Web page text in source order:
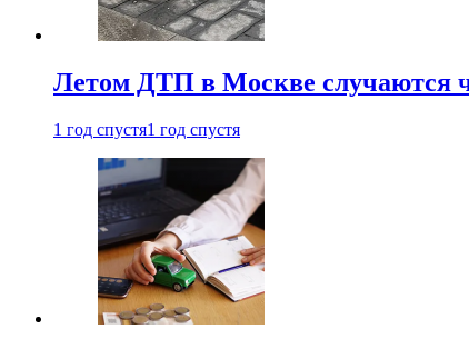
Летом ДТП в Москве случаются
1 год спустя1 год спустя